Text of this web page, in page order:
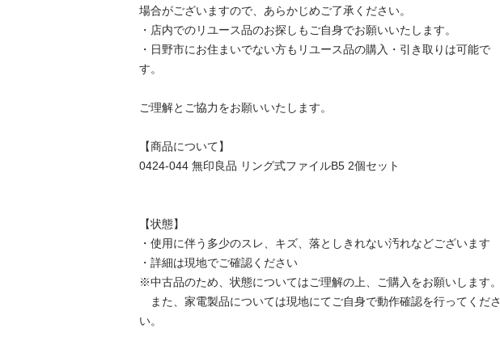
場合がございますので、あらかじめご了承ください。
・店内でのリユース品のお探しもご自身でお願いいたします。
・日野市にお住まいでない方もリユース品の購入・引き取りは可能で
す。
ご理解とご協力をお願いいたします。
【商品について】
0424-044 無印良品 リング式ファイルB5 2個セット
【状態】
・使用に伴う多少のスレ、キズ、落としきれない汚れなどございます
・詳細は現地でご確認ください
※中古品のため、状態についてはご理解の上、ご購入をお願いします。
また、家電製品については現地にてご自身で動作確認を行ってくださ
い。